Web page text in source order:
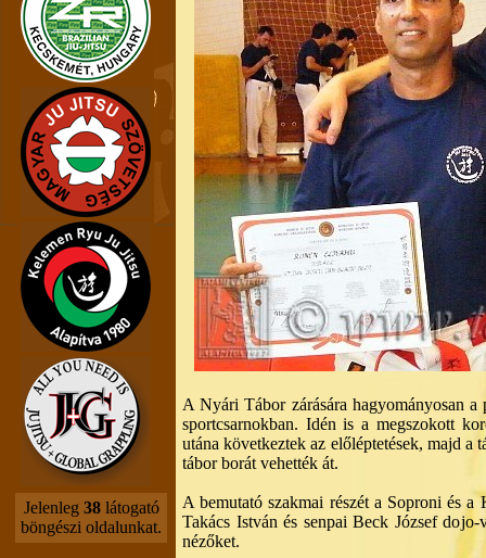
Jelenleg 38látogató
böngészi oldalunkat.
A Nyári Tábor zárására hagyományosan
sportcsarnokban. Idén is a megszokott
utána következtek az előléptetések, majd a
tábor borát vehették át.
A bemutató szakmai részét a Soproni és
Takács István és senpai Beck József
nézőket.